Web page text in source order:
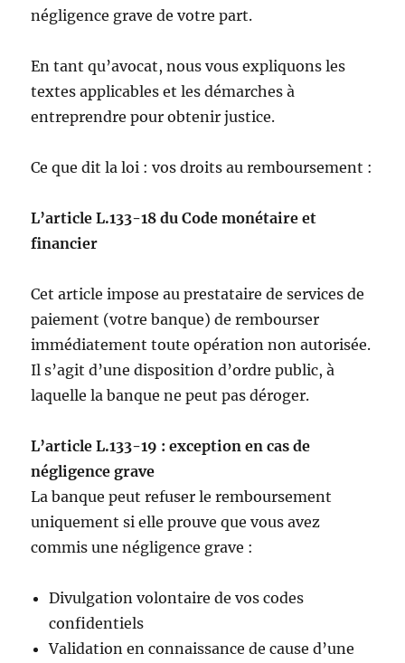
négligence grave de votre part.
En tant qu’avocat, nous vous expliquons les
textes applicables et les démarches à
entreprendre pour obtenir justice.
Ce que dit la loi : vos droits au remboursement :
L’article L.133-18 du Code monétaire et
financier
Cet article impose au prestataire de services de
paiement (votre banque) de rembourser
immédiatement toute opération non autorisée.
Il s’agit d’une disposition d’ordre public, à
laquelle la banque ne peut pas déroger.
L’article L.133-19 : exception en cas de
négligence grave
La banque peut refuser le remboursement
uniquement si elle prouve que vous avez
commis une négligence grave :
Divulgation volontaire de vos codes
confidentiels
Validation en connaissance de cause d’une